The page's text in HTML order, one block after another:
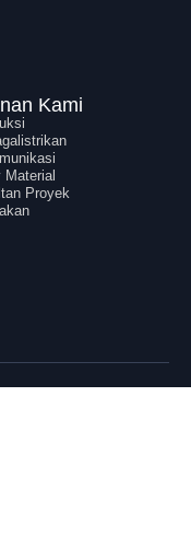
Kami
Material
Proyek